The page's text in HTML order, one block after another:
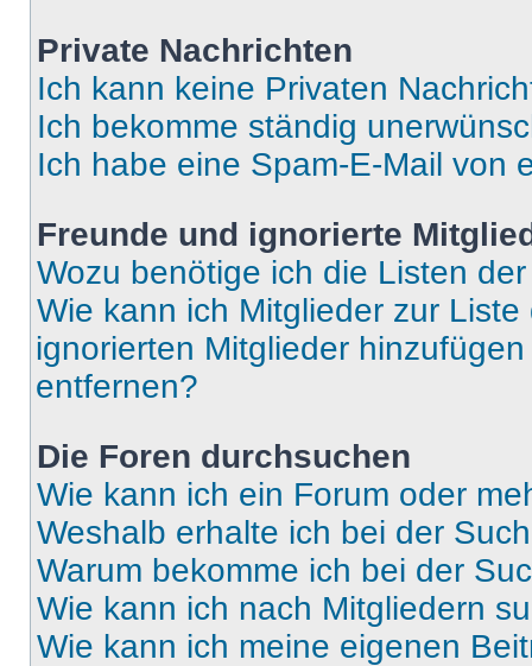
Private Nachrichten
Ich kann keine Privaten
Ich bekomme ständig
Ich habe eine Spam-E-Mail von
Freunde und ignorierte
Wozu benötige ich die Listen
Wie kann ich Mitglieder zur
ignorierten Mitglieder
entfernen?
Die Foren durchsuchen
Wie kann ich ein Forum oder
Weshalb erhalte ich bei der
Warum bekomme ich bei der
Wie kann ich nach Mitgliedern
Wie kann ich meine eigenen